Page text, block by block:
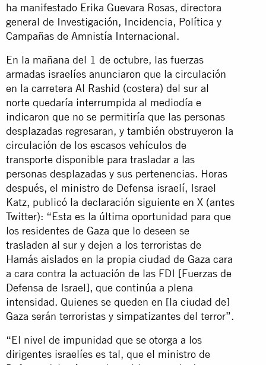
ha manifestado Erika Guevara Rosas, directora
general de Investigación, Incidencia, Política y
Campañas de Amnistía Internacional.
En la mañana del 1 de octubre, las fuerzas
armadas israelíes anunciaron que la circulación
en la carretera Al Rashid (costera) del sur al
norte quedaría interrumpida al mediodía e
indicaron que no se permitiría que las personas
desplazadas regresaran, y también obstruyeron la
circulación de los escasos vehículos de
transporte disponible para trasladar a las
personas desplazadas y sus pertenencias. Horas
después, el ministro de Defensa israelí, Israel
Katz, publicó la declaración siguiente en X (antes
Twitter): “Esta es la última oportunidad para que
los residentes de Gaza que lo deseen se
trasladen al sur y dejen a los terroristas de
Hamás aislados en la propia ciudad de Gaza cara
a cara contra la actuación de las FDI [Fuerzas de
Defensa de Israel], que continúa a plena
intensidad. Quienes se queden en [la ciudad de]
Gaza serán terroristas y simpatizantes del terror”.
“El nivel de impunidad que se otorga a los
dirigentes israelíes es tal, que el ministro de